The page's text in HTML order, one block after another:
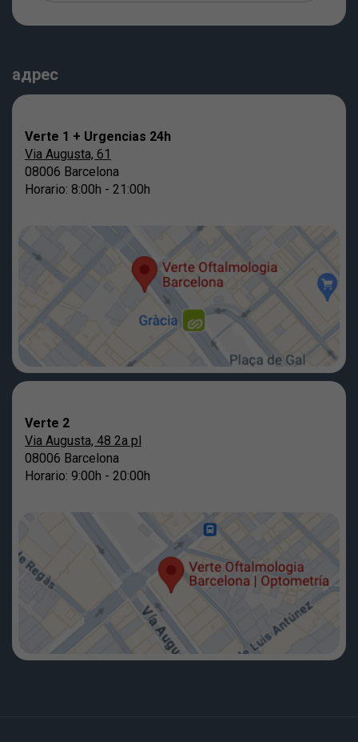
адрес
Verte 1 + Urgencias 24h
Via Augusta, 61
08006 Barcelona
Horario: 8:00h - 21:00h
Verte 2
Via Augusta, 48 2a pl
08006 Barcelona
Horario: 9:00h - 20:00h